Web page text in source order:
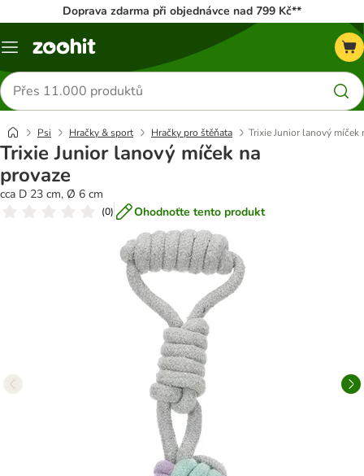
Doprava zdarma při objednávce nad 799 Kč**
Menu
Hledat
produkty
Psi Hračky & sport Hračky pro štěňata Trixie Junior lanový míček
Trixie Junior lanový míček na
provaze
cca D 23 cm, Ø 6 cm
(0) Ohodnoťte tento produkt